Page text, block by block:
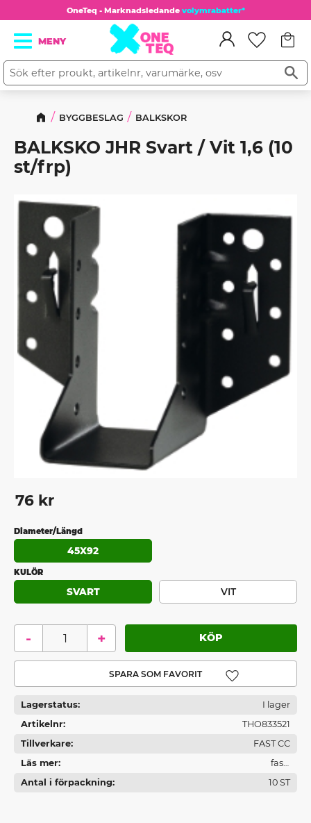
Meny
OneTeq - Marknadsledande volymrabatter*
BYGGBESLAG BALKSKOR
BALKSKO JHR Svart / Vit 1,6 (10
st/frp)
76 kr
Diameter/Längd
45X92
KULÖR
SVART VIT
+
-
Lägg till i favoriter
Lagerstatus
I lager
Artikelnr
THO833521
Tillverkare
FAST CC
Läs mer
fast-
fastening.com/fast/IboxServlet?
Antal i förpackning 10 ST